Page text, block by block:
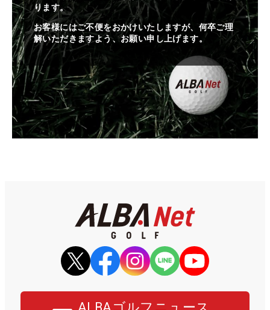
ります。
お客様にはご不便をおかけいたしますが、何卒ご理
解いただきますよう、お願い申し上げます。